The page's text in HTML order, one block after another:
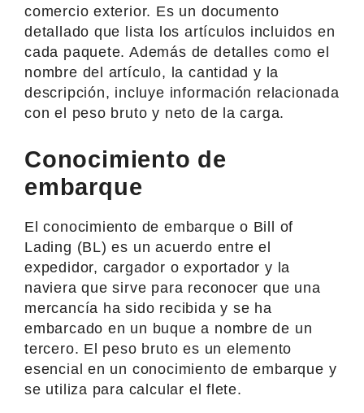
comercio exterior. Es un documento
detallado que lista los artículos incluidos en
cada paquete. Además de detalles como el
nombre del artículo, la cantidad y la
descripción, incluye información relacionada
con el peso bruto y neto de la carga.
Conocimiento de
embarque
El conocimiento de embarque o Bill of
Lading (BL) es un acuerdo entre el
expedidor, cargador o exportador y la
naviera que sirve para reconocer que una
mercancía ha sido recibida y se ha
embarcado en un buque a nombre de un
tercero. El peso bruto es un elemento
esencial en un conocimiento de embarque y
se utiliza para calcular el flete.